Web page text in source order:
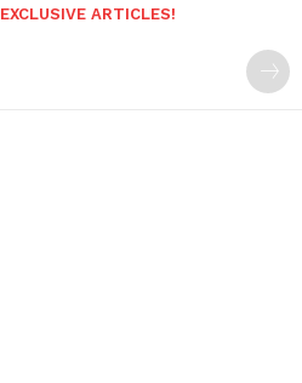
ARTICLES!